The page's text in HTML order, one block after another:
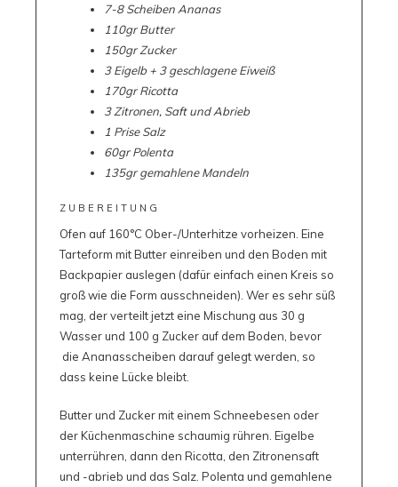
7-8 Scheiben Ananas
110gr Butter
150gr Zucker
3 Eigelb + 3 geschlagene Eiweiß
170gr Ricotta
3 Zitronen, Saft und Abrieb
1 Prise Salz
60gr Polenta
135gr gemahlene Mandeln
ZUBEREITUNG
Ofen auf 160°C Ober-/Unterhitze vorheizen. Eine
Tarteform mit Butter einreiben und den Boden mit
Backpapier auslegen (dafür einfach einen Kreis so
groß wie die Form ausschneiden). Wer es sehr süß
mag, der verteilt jetzt eine Mischung aus 30 g
Wasser und 100 g Zucker auf dem Boden, bevor
die Ananasscheiben darauf gelegt werden, so
dass keine Lücke bleibt.
Butter und Zucker mit einem Schneebesen oder
der Küchenmaschine schaumig rühren. Eigelbe
unterrühren, dann den Ricotta, den Zitronensaft
und -abrieb und das Salz. Polenta und gemahlene